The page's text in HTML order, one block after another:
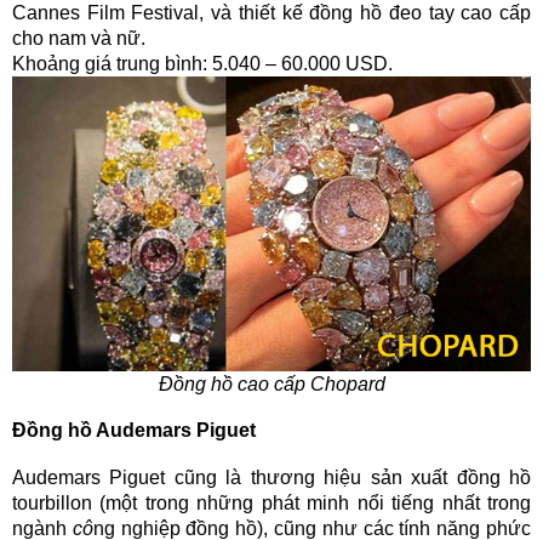
Cannes Film Festival, và thiết kế đồng hồ đeo tay cao cấp
cho nam và nữ.
Khoảng giá trung bình: 5.040 – 60.000 USD.
Đồng hồ cao cấp Chopard
Đồng hồ Audemars Piguet
Audemars Piguet cũng là thương hiệu sản xuất đồng hồ
tourbillon (một trong những phát minh nổi tiếng nhất trong
ngành công nghiệp đồng hồ), cũng như các tính năng phức